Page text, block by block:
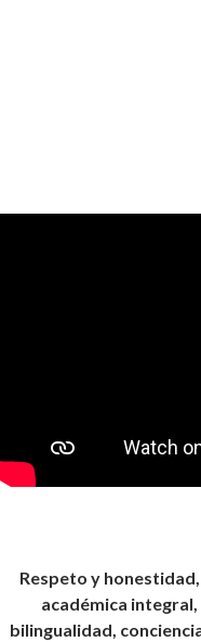
Respeto y
académica
bilingualidad,